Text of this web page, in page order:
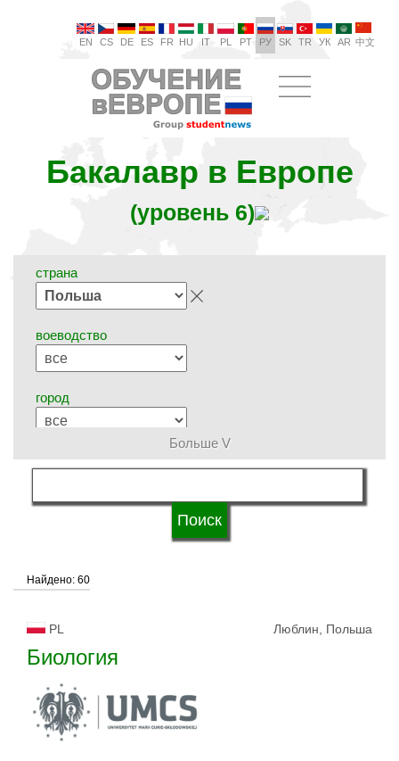
EN CS DE ES FR HU IT PL PT РУ SK TR УК AR 中文
Бакалавр в Европе
(уровень 6)
страна
воеводство
город
группы специальностей
система обучения
типы университетов
статус университетов
Больше V
Найдено: 60
PL Люблин, Польша
Биология